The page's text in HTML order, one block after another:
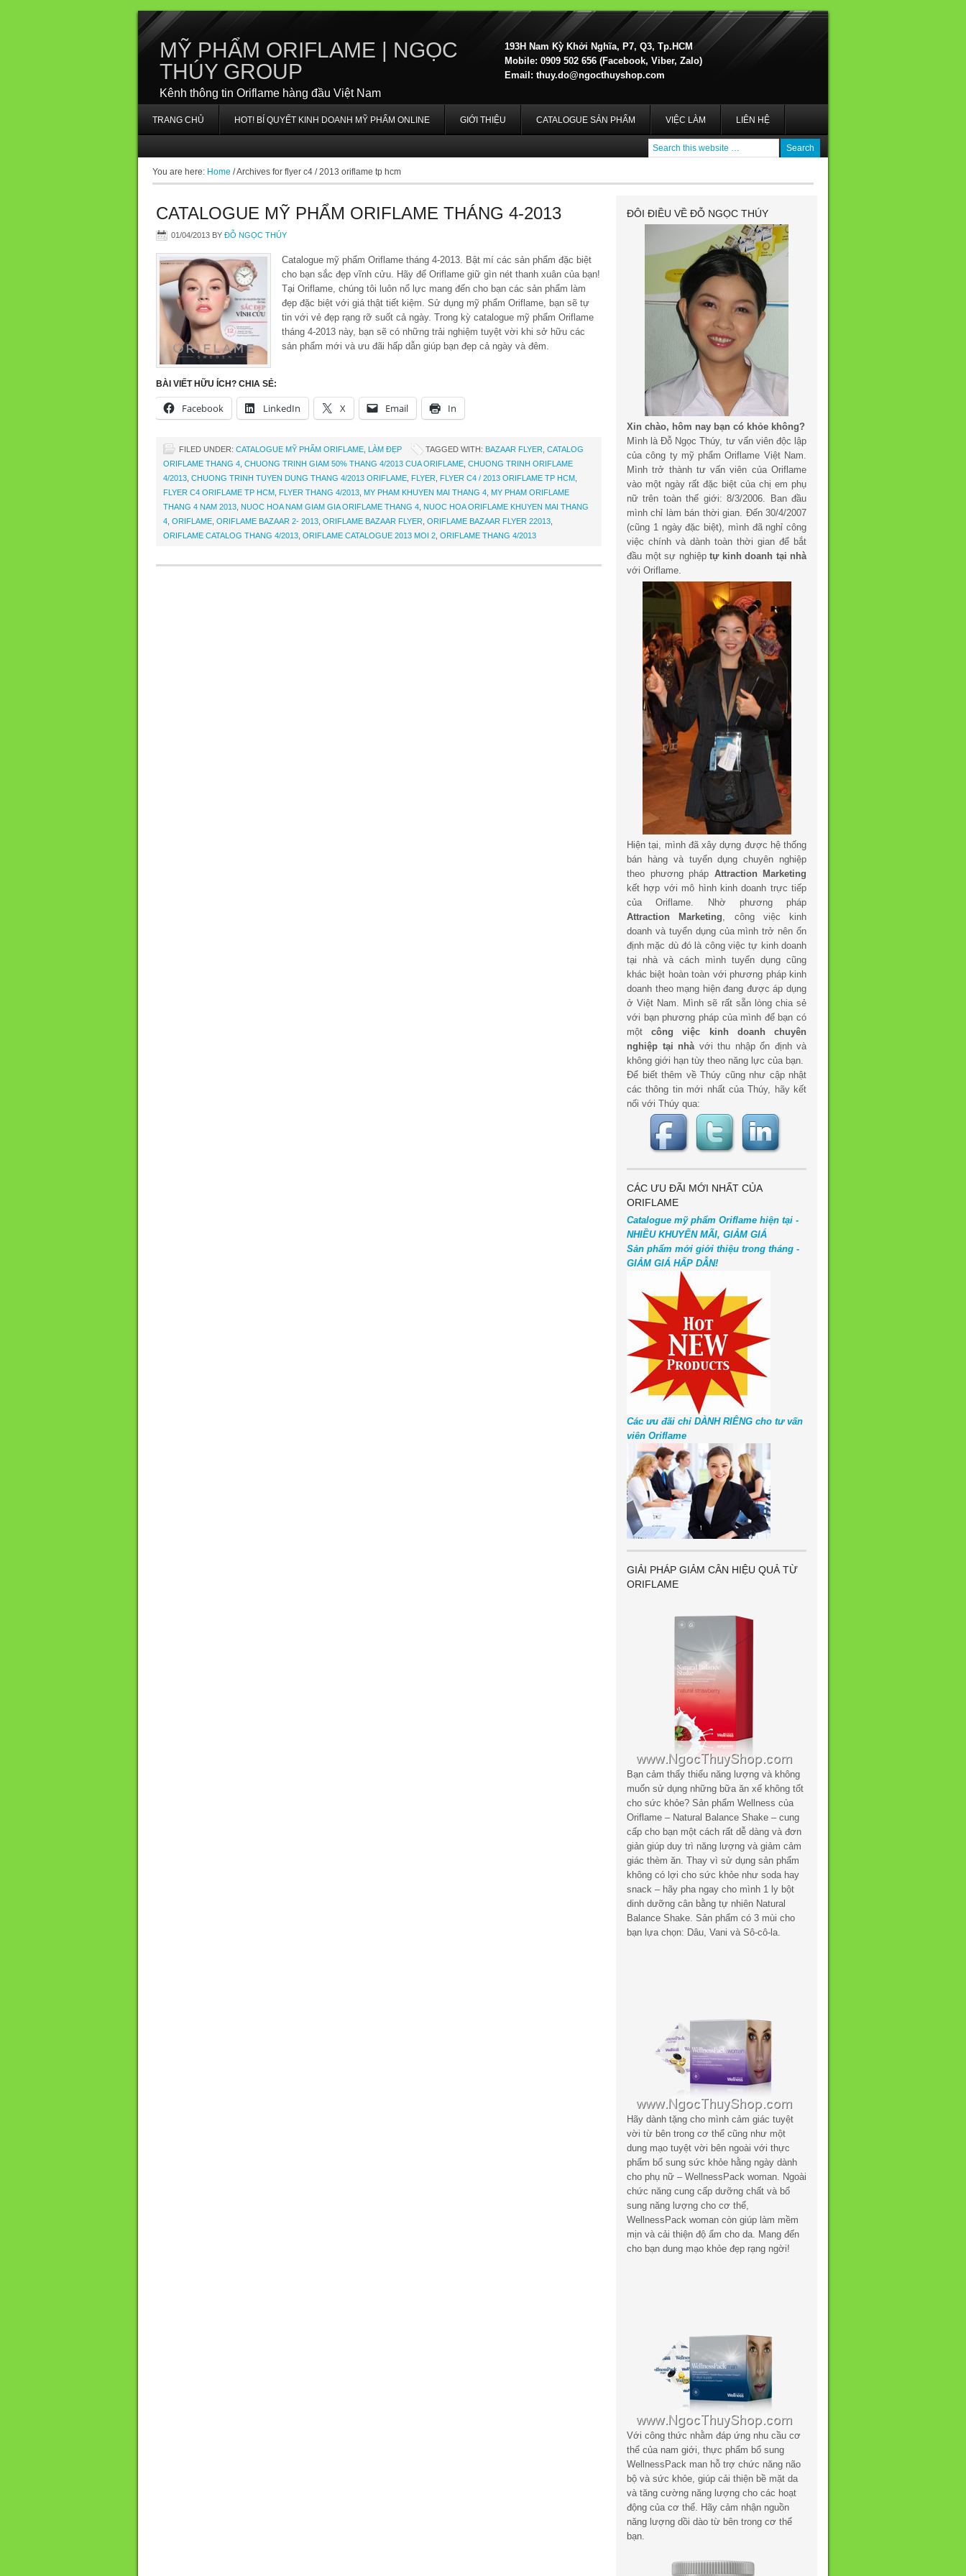
MỸ PHẨM ORIFLAME | NGỌC
THÚY GROUP
Kênh thông tin Oriflame hàng đầu Việt Nam
193H Nam Kỳ Khởi Nghĩa, P7, Q3, Tp.HCM
Mobile: 0909 502 656 (Facebook, Viber, Zalo)
Email: thuy.do@ngocthuyshop.com
TRANG CHỦ HOT! BÍ QUYẾT KINH DOANH MỸ PHẨM ONLINE GIỚI THIỆU CATALOGUE SẢN PHẨM VIỆC LÀM LIÊN HỆ
You are here: Home /Archives for flyer c4 / 2013 oriflame tp hcm
CATALOGUE MỸ PHẨM ORIFLAME THÁNG 4-2013
01/04/2013 BY ĐỖ NGỌC THÚY
Catalogue mỹ phẩm Oriflame tháng 4-2013. Bật mí các sản phẩm đặc biệt
cho bạn sắc đẹp vĩnh cửu. Hãy để Oriflame giữ gìn nét thanh xuân của bạn!
Tại Oriflame, chúng tôi luôn nổ lực mang đến cho bạn các sản phẩm làm
đẹp đặc biệt với giá thật tiết kiệm. Sử dụng mỹ phẩm Oriflame, bạn sẽ tự
tin với vẻ đẹp rạng rỡ suốt cả ngày. Trong kỳ catalogue mỹ phẩm Oriflame
tháng 4-2013 này, bạn sẽ có những trải nghiệm tuyệt vời khi sở hữu các
sản phẩm mới và ưu đãi hấp dẫn giúp bạn đẹp cả ngày và đêm.
BÀI VIẾT HỮU ÍCH? CHIA SẺ:
Facebook LinkedIn X Email In
FILED UNDER: CATALOGUE MỸ PHẨM ORIFLAME LÀM ĐẸP TAGGED WITH: BAZAAR FLYER CATALOG
ORIFLAME THANG 4 CHUONG TRINH GIAM 50% THANG 4/2013 CUA ORIFLAME CHUONG TRINH ORIFLAME
4/2013 CHUONG TRINH TUYEN DUNG THANG 4/2013 ORIFLAME FLYER FLYER C4 / 2013 ORIFLAME TP HCM
FLYER C4 ORIFLAME TP HCM FLYER THANG 4/2013 MY PHAM KHUYEN MAI THANG 4 MY PHAM ORIFLAME
THANG 4 NAM 2013 NUOC HOA NAM GIAM GIA ORIFLAME THANG 4 NUOC HOA ORIFLAME KHUYEN MAI THANG
4 ORIFLAME ORIFLAME BAZAAR 2- 2013 ORIFLAME BAZAAR FLYER ORIFLAME BAZAAR FLYER 22013
ORIFLAME CATALOG THANG 4/2013 ORIFLAME CATALOGUE 2013 MOI 2 ORIFLAME THANG 4/2013
ĐÔI ĐIỀU VỀ ĐỖ NGỌC THÚY
Xin chào, hôm nay bạn có khỏe không?
Mình là Đỗ Ngọc Thúy, tư vấn viên độc lập
của công ty mỹ phẩm Oriflame Việt Nam.
Mình trở thành tư vấn viên của Oriflame
vào một ngày rất đặc biệt của chị em phụ
nữ trên toàn thế giới: 8/3/2006. Ban đầu
mình chỉ làm bán thời gian. Đến 30/4/2007
(cũng 1 ngày đặc biệt), mình đã nghỉ công
việc chính và dành toàn thời gian để bắt
đầu một sự nghiệp tự kinh doanh tại nhà
với Oriflame.
Hiện tại, mình đã xây dựng được hệ thống
bán hàng và tuyển dụng chuyên nghiệp
theo phương pháp Attraction Marketing
kết hợp với mô hình kinh doanh trực tiếp
của Oriflame. Nhờ phương pháp
Attraction Marketing, công việc kinh
doanh và tuyển dụng của mình trở nên ổn
định mặc dù đó là công việc tự kinh doanh
tại nhà và cách mình tuyển dụng cũng
khác biệt hoàn toàn với phương pháp kinh
doanh theo mạng hiện đang được áp dụng
ở Việt Nam. Mình sẽ rất sẵn lòng chia sẻ
với bạn phương pháp của mình để bạn có
mộtcông việc kinh doanh chuyên
nghiệp tại nhàvới thu nhập ổn định và
không giới hạn tùy theo năng lực của bạn.
Để biết thêm về Thúy cũng như cập nhật
các thông tin mới nhất của Thúy, hãy kết
nối với Thúy qua:
CÁC ƯU ĐÃI MỚI NHẤT CỦA
ORIFLAME
Catalogue mỹ phẩm Oriflame hiện tại -
NHIỀU KHUYẾN MÃI, GIẢM GIÁ
Sản phẩm mới giới thiệu trong tháng -
GIẢM GIÁ HẤP DẪN!
Các ưu đãi chỉ DÀNH RIÊNG cho tư vấn
viên Oriflame
GIẢI PHÁP GIẢM CÂN HIỆU QUẢ TỪ
ORIFLAME
Bạn cảm thấy thiếu năng lượng và không
muốn sử dụng những bữa ăn xế không tốt
cho sức khỏe? Sản phẩm Wellness của
Oriflame – Natural Balance Shake – cung
cấp cho bạn một cách rất dễ dàng và đơn
giản giúp duy trì năng lượng và giảm cảm
giác thèm ăn. Thay vì sử dụng sản phẩm
không có lợi cho sức khỏe như soda hay
snack – hãy pha ngay cho mình 1 ly bột
dinh dưỡng cân bằng tự nhiên Natural
Balance Shake. Sản phẩm có 3 mùi cho
bạn lựa chọn: Dâu, Vani và Sô-cô-la.
Hãy dành tặng cho mình cảm giác tuyệt
vời từ bên trong cơ thể cũng như một
dung mạo tuyệt vời bên ngoài với thực
phẩm bổ sung sức khỏe hằng ngày dành
cho phụ nữ – WellnessPack woman. Ngoài
chức năng cung cấp dưỡng chất và bổ
sung năng lượng cho cơ thể,
WellnessPack woman còn giúp làm mềm
mịn và cải thiện độ ẩm cho da. Mang đến
cho bạn dung mạo khỏe đẹp rạng ngời!
Với công thức nhằm đáp ứng nhu cầu cơ
thể của nam giới, thực phẩm bổ sung
WellnessPack man hỗ trợ chức năng não
bộ và sức khỏe, giúp cải thiện bề mặt da
và tăng cường năng lượng cho các hoạt
động của cơ thể. Hãy cảm nhận nguồn
năng lượng dồi dào từ bên trong cơ thể
bạn.